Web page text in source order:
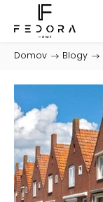
Domov / Blogy /